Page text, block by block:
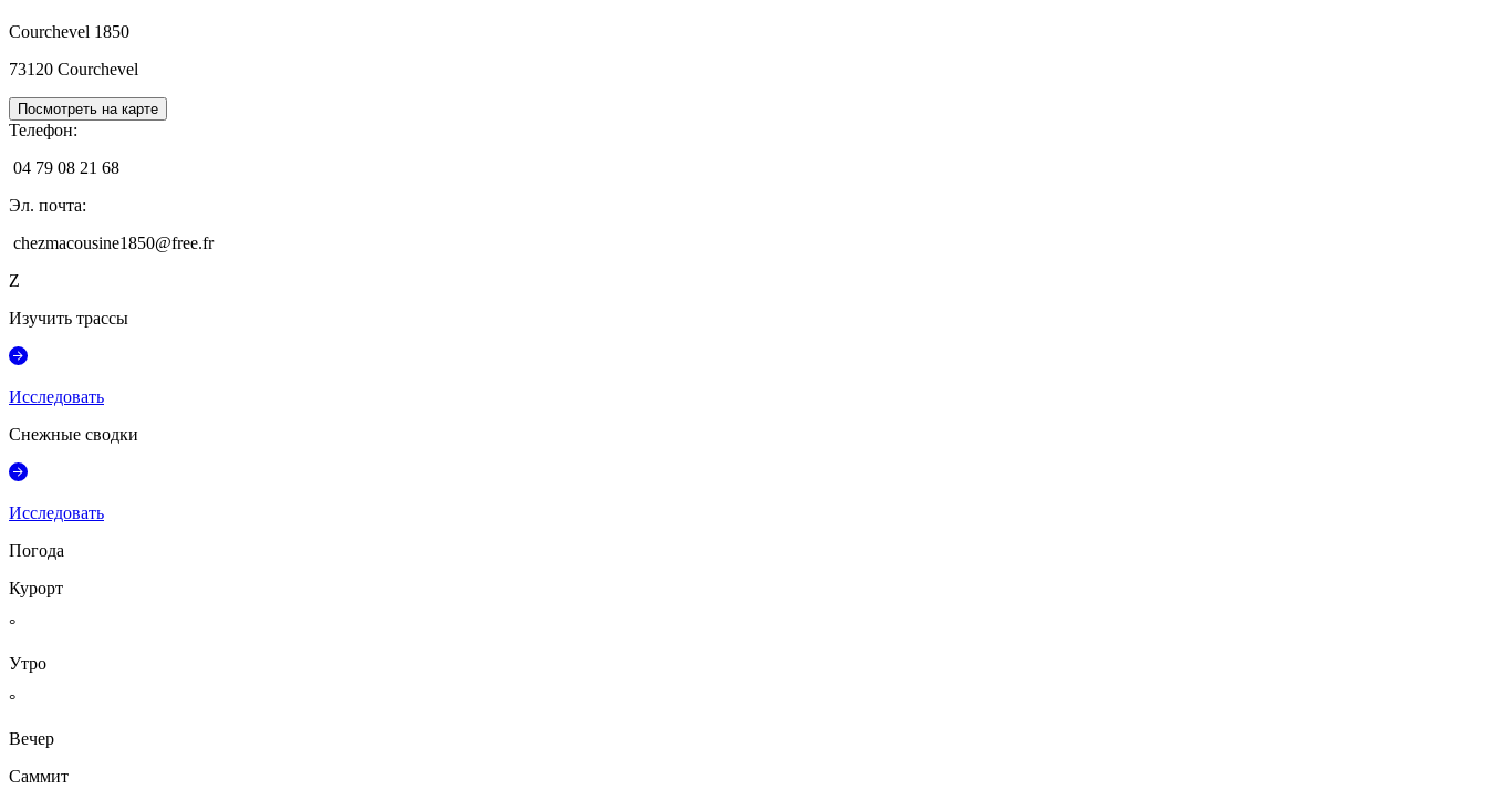
Courchevel 1850
73120 Courchevel
Посмотреть на карте
Телефон:
04 79 08 21 68
Эл. почта:
chezmacousine1850@free.fr
Z
Изучить трассы
Исследовать
Снежные сводки
Исследовать
Погода
Курорт
°
Утро
°
Вечер
Саммит